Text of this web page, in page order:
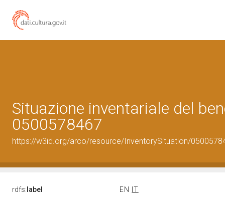
Situazione inventariale del
0500578467
https://w3id.org/arco/resource/InventorySituation/
rdfs: label EN
IT